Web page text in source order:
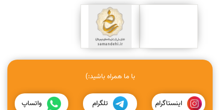
با ما همراه باشید:)
اینستاگرام تلگرام واتساپ